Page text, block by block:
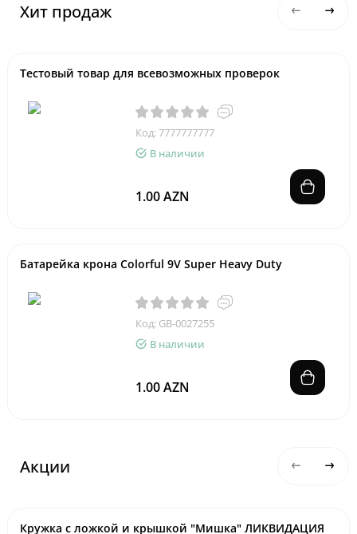
Хит продаж
Тестовый товар для всевозможных проверок
Код: 7777777777
В наличии
1.00 AZN
Батарейка крона Colorful 9V Super Heavy Duty
Код: GB-0027255
В наличии
1.00 AZN
Акции
Кружка с ложкой и крышкой "Мишка" ЛИКВИДАЦИЯ